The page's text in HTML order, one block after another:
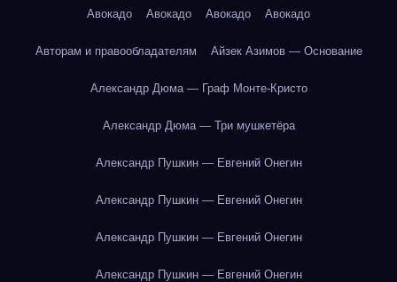
Авокадо Авокадо Авокадо Авокадо
Авторам и правообладателям Айзек Азимов — Основание
Александр Дюма — Граф Монте-Кристо
Александр Дюма — Три мушкетёра
Александр Пушкин — Евгений Онегин
Александр Пушкин — Евгений Онегин
Александр Пушкин — Евгений Онегин
Александр Пушкин — Евгений Онегин